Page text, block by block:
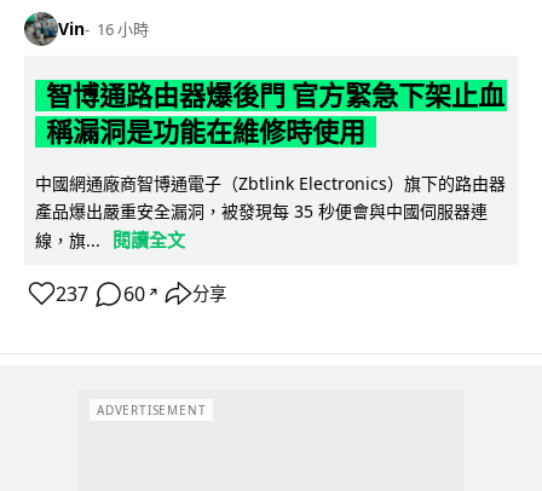
Vin 16 小時
智博通路由器爆後門 官方緊急下架止血
稱漏洞是功能在維修時使用
中國網通廠商智博通電子（Zbtlink Electronics）旗下的路由器
產品爆出嚴重安全漏洞，被發現每 35 秒便會與中國伺服器連
線，旗...
閱讀全文
237 60 ↗ 分享
ADVERTISEMENT